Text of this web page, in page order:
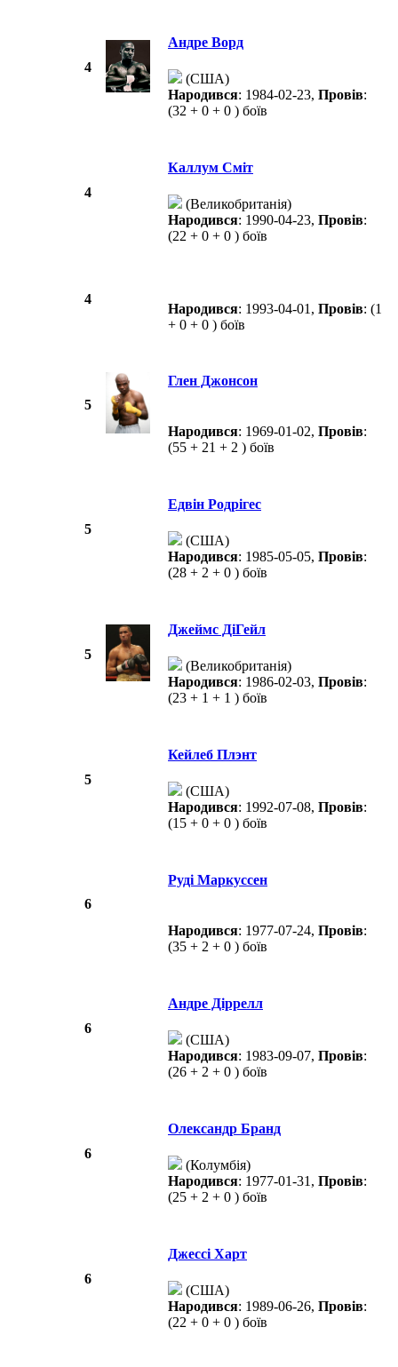
4
Андре Ворд
(США)
Народився: 1984-02-23, Провів:
(32 + 0 + 0 ) боїв
4
Каллум Сміт
(Великобританія)
Народився: 1990-04-23, Провів:
(22 + 0 + 0 ) боїв
4
Народився: 1993-04-01, Провів: (1
+ 0 + 0 ) боїв
5
Глен Джонсон
Народився: 1969-01-02, Провів:
(55 + 21 + 2 ) боїв
5
Едвін Родрігес
(США)
Народився: 1985-05-05, Провів:
(28 + 2 + 0 ) боїв
5
Джеймс ДіГейл
(Великобританія)
Народився: 1986-02-03, Провів:
(23 + 1 + 1 ) боїв
5
Кейлеб Плэнт
(США)
Народився: 1992-07-08, Провів:
(15 + 0 + 0 ) боїв
6
Руді Маркуссен
Народився: 1977-07-24, Провів:
(35 + 2 + 0 ) боїв
6
Андре Діррелл
(США)
Народився: 1983-09-07, Провів:
(26 + 2 + 0 ) боїв
6
Олександр Бранд
(Колумбія)
Народився: 1977-01-31, Провів:
(25 + 2 + 0 ) боїв
6
Джессі Харт
(США)
Народився: 1989-06-26, Провів:
(22 + 0 + 0 ) боїв